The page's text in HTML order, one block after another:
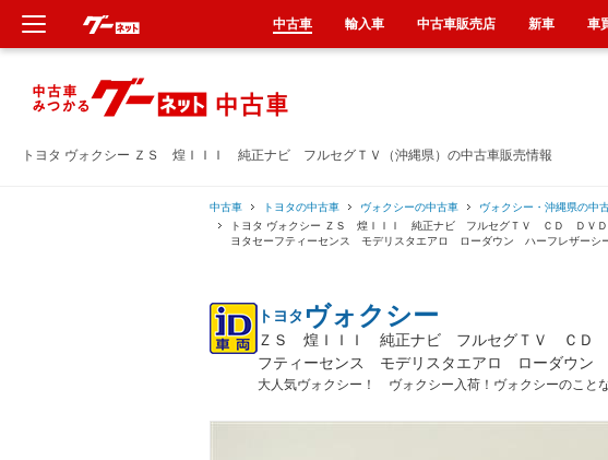
トヨタ ヴォクシー ＺＳ 煌ＩＩＩ 純正ナビ フルセグＴＶ（沖縄県）の中古車販売情報
中古車 トヨタの中古車 ヴォクシーの中古車 ヴォクシー・沖縄県の中
トヨタ ヴォクシー ＺＳ 煌ＩＩＩ 純正ナビ フルセグＴＶ ＣＤ Ｄ
ヨタセーフティーセンス モデリスタエアロ ローダウン ハーフレザーシ
トヨタ ヴォクシー
ＺＳ 煌ＩＩＩ 純正ナビ フルセグＴＶ ＣＤ
フティーセンス モデリスタエアロ ローダウン
大人気ヴォクシー！ ヴォクシー入荷！ヴォクシーのこと
中古車 輸入車 中古車販売店 新車 車
新車
中古車